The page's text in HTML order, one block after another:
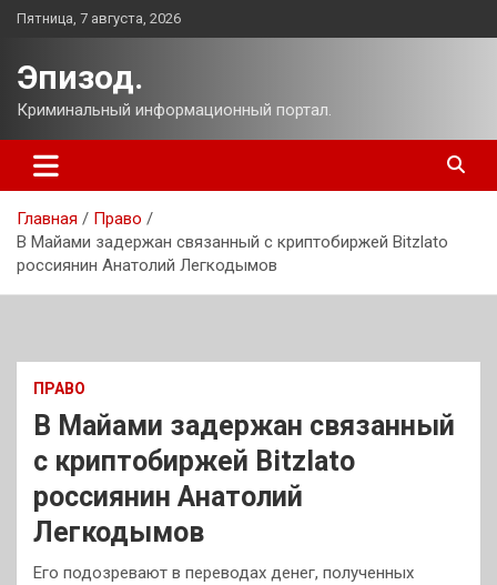
Перейти
Пятница, 7 августа, 2026
Эпизод.
Криминальный информационный портал.
Главная
Право
В Майами задержан связанный с криптобиржей Bitzlato
россиянин Анатолий Легкодымов
ПРАВО
В Майами задержан связанный
с криптобиржей Bitzlato
россиянин Анатолий
Легкодымов
Его подозревают в переводах денег, полученных